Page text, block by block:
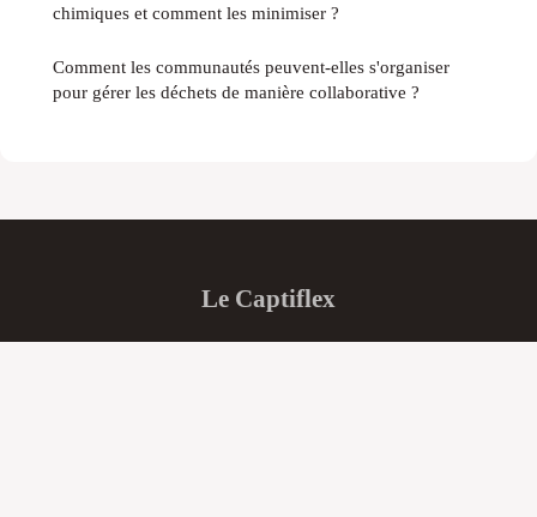
chimiques et comment les minimiser ?
Comment les communautés peuvent-elles s'organiser
pour gérer les déchets de manière collaborative ?
Le Captiflex